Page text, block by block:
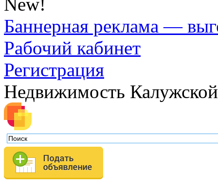
New!
Баннерная реклама —
Рабочий кабинет
Регистрация
Недвижимость